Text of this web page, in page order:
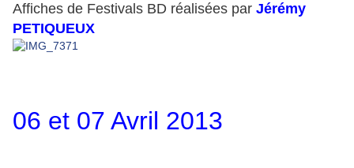
Affiches de Festivals BD réalisées par Jérémy
PETIQUEUX
06 et 07 Avril 2013